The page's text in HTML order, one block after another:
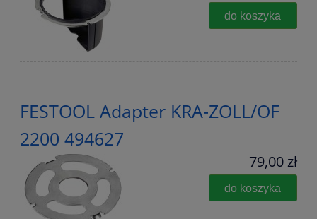
do koszyka
FESTOOL Adapter KRA-ZOLL/OF
2200 494627
79,00 zł
do koszyka